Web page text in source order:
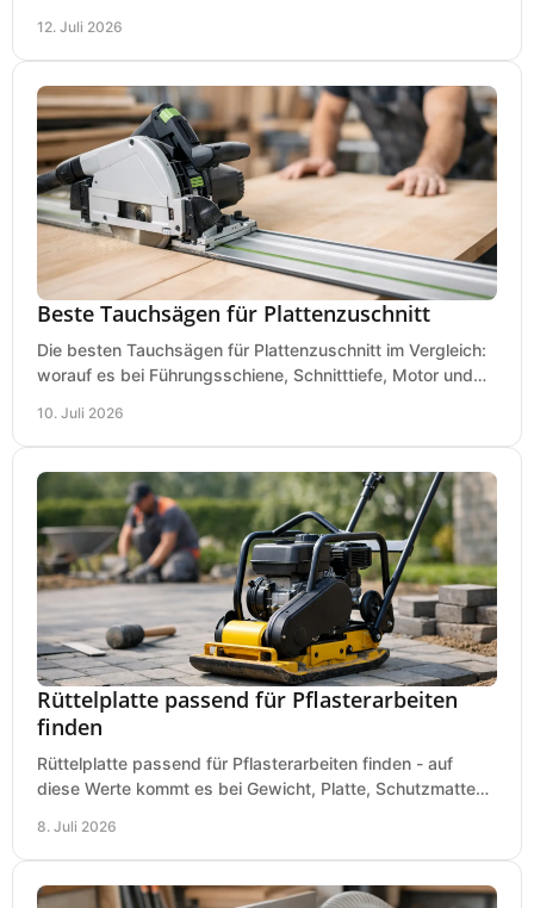
12. Juli 2026
Beste Tauchsägen für Plattenzuschnitt
Die besten Tauchsägen für Plattenzuschnitt im Vergleich:
worauf es bei Führungsschiene, Schnitttiefe, Motor und
10. Juli 2026
Rüttelplatte passend für Pflasterarbeiten
finden
Rüttelplatte passend für Pflasterarbeiten finden - auf
diese Werte kommt es bei Gewicht, Platte, Schutzmatte
8. Juli 2026